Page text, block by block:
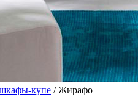
купе / Жирафо